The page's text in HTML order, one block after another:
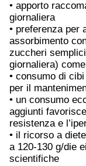
• apporto
giornaliera
• preferenza per
assorbimento
zuccheri
giornaliera)
• consumo di
per il
• un consumo
aggiunti
resistenza e
• il ricorso a
a 120-130 g/die
scientifiche